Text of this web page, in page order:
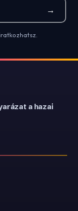
→
a hazai